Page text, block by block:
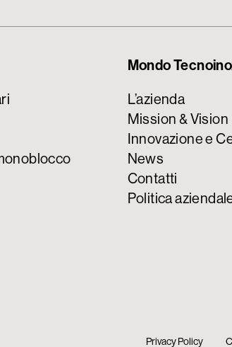
Mondo
L’azienda
Mission & Vision
Innovazione e
News
Contatti
Politica
Privacy Policy